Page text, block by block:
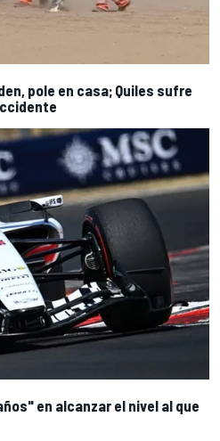
pole en casa; Quiles sufre
en alcanzar el nivel al que